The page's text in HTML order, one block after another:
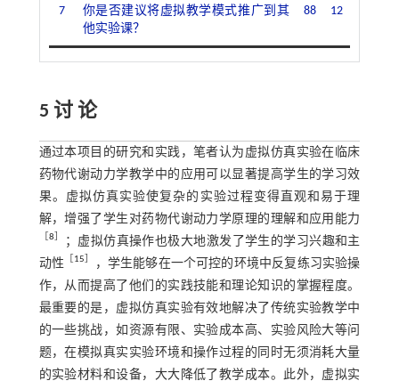
7
你是否建议将虚拟教学模式推广到其
他实验课？
88 12
5 讨 论
通过本项目的研究和实践，笔者认为虚拟仿真实验在临床
药物代谢动力学教学中的应用可以显著提高学生的学习效
果。虚拟仿真实验使复杂的实验过程变得直观和易于理
解，增强了学生对药物代谢动力学原理的理解和应用能力
［8］
；虚拟仿真操作也极大地激发了学生的学习兴趣和主
动性 ［15］
，学生能够在一个可控的环境中反复练习实验操
作，从而提高了他们的实践技能和理论知识的掌握程度。
最重要的是，虚拟仿真实验有效地解决了传统实验教学中
的一些挑战，如资源有限、实验成本高、实验风险大等问
题，在模拟真实实验环境和操作过程的同时无须消耗大量
的实验材料和设备，大大降低了教学成本。此外，虚拟实